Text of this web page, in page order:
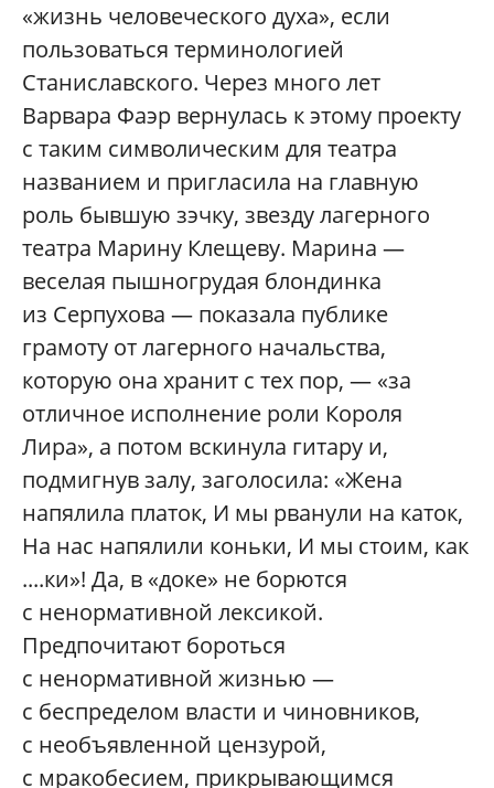
«жизнь человеческого духа», если
пользоваться терминологией
Станиславского. Через много лет
Варвара Фаэр вернулась к этому проекту
с таким символическим для театра
названием и пригласила на главную
роль бывшую зэчку, звезду лагерного
театра Марину Клещеву. Марина —
веселая пышногрудая блондинка
из Серпухова — показала публике
грамоту от лагерного начальства,
которую она хранит с тех пор, — «за
отличное исполнение роли Короля
Лира», а потом вскинула гитару и,
подмигнув залу, заголосила: «Жена
напялила платок, И мы рванули на каток,
На нас напялили коньки, И мы стоим, как
....ки»! Да, в «доке» не борются
с ненормативной лексикой.
Предпочитают бороться
с ненормативной жизнью —
с беспределом власти и чиновников,
с необъявленной цензурой,
с мракобесием, прикрывающимся